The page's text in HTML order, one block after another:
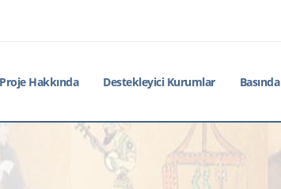
Proje Hakkında Destekleyici Kurumlar